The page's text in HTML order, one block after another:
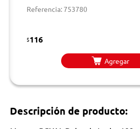
Referencia: 753780
$116
Agregar
Descripción de producto: